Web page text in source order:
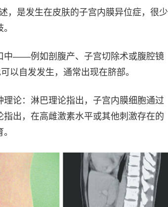
，是发生在皮肤的子宫内膜异位症，很少
中——例如剖腹产、子宫切除术或腹腔镜
以自发发生，通常出现在脐部。
论：淋巴理论指出，子宫内膜细胞通过
出，在高雌激素水平或其他刺激存在的